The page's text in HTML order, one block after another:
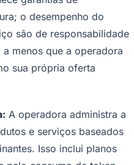
o desempenho do
são de responsabilidade
menos que a operadora
sua própria oferta
A operadora administra a
e serviços baseados
Isso inclui planos